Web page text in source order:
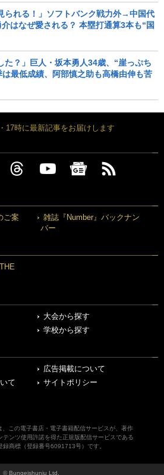
られる！」ソフトバンク戦力外→中国代
はなぜ愛される？ 本塁打通算3本も“国
た？」巨人・坂本勇人34歳、“崖っぷち
最低成績、阿部慎之助も高橋由伸も苦
17時に最新記事をお届けします
ご案
雑誌『Number』バックナン
バー
大会から探す
学校から探す
広告掲載について
て
サイトポリシー
、この電子書店・電子書籍配信サービスが、著作
テンツ使用許諾を得た正規版配信サービスである
録商標（登録番号6091713号）です。
© Bungeishunju Ltd.